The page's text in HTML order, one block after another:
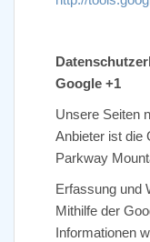
Google +1
Unsere Seiten
Anbieter ist die
Parkway
Erfassung und
Mithilfe der
Informationen